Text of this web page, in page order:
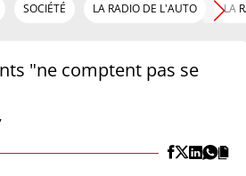
SOCIÉTÉ LA RADIO DE L'AUTO LA
"ne comptent pas se